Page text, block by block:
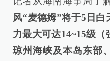
风“麦德姆”将于5日
力最大可达14~15级
琼州海峡及本岛东部